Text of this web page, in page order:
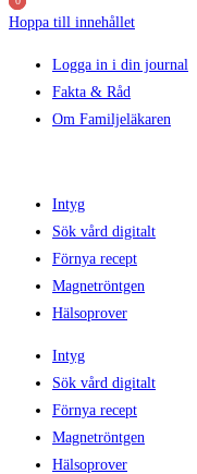
Hoppa till innehållet
Logga in i din journal
Fakta & Råd
Om Familjeläkaren
Intyg
Sök vård digitalt
Förnya recept
Magnetröntgen
Hälsoprover
Intyg
Sök vård digitalt
Förnya recept
Magnetröntgen
Hälsoprover